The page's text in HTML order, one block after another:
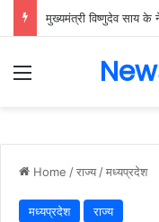
Menu
Home /राज्य /मध्यप्रदेश
मध्यप्रदेश राज्य